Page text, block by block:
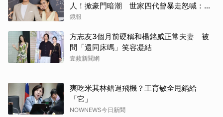
人！掀豪門暗潮 世家四代曾暴走怒喊：我
只是一個年輕人
鏡報
方志友3個月前硬稱和楊銘威正常夫妻 被
問「還同床嗎」笑容凝結
壹蘋新聞網
爽吃米其林錯過飛機？王育敏全甩鍋給
「它」
NOWNEWS今日新聞